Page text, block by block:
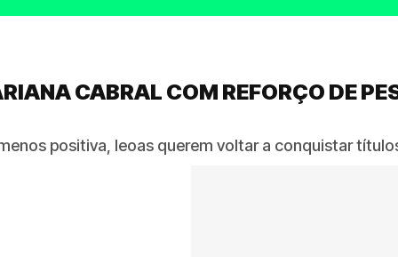
CABRAL COM REFORÇO DE
positiva, leoas querem voltar a conquistar